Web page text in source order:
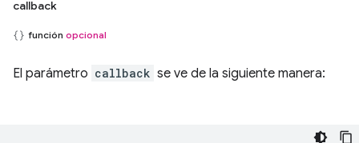
callback
función opcional
El parámetro callback se ve de la siguiente manera: